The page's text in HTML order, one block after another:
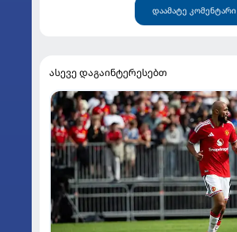
დაამატე კომენტარი
ასევე დაგაინტერესებთ